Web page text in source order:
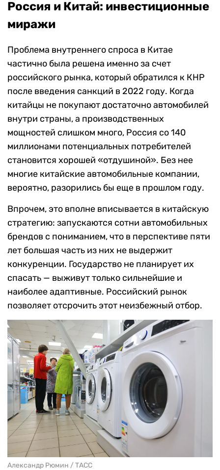
Россия и Китай: инвестиционные
миражи
Проблема внутреннего спроса в Китае
частично была решена именно за счет
российского рынка, который обратился к КНР
после введения санкций в 2022 году. Когда
китайцы не покупают достаточно автомобилей
внутри страны, а производственных
мощностей слишком много, Россия со 140
миллионами потенциальных потребителей
становится хорошей «отдушиной». Без нее
многие китайские автомобильные компании,
вероятно, разорились бы еще в прошлом году.
Впрочем, это вполне вписывается в китайскую
стратегию: запускаются сотни автомобильных
брендов с пониманием, что в перспективе пяти
лет большая часть из них не выдержит
конкуренции. Государство не планирует их
спасать — выживут только сильнейшие и
наиболее адаптивные. Российский рынок
позволяет отсрочить этот неизбежный отбор.
Александр Рюмин / ТАСС